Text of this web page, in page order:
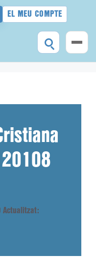
EL MEU COMPTE
Actualitzat: